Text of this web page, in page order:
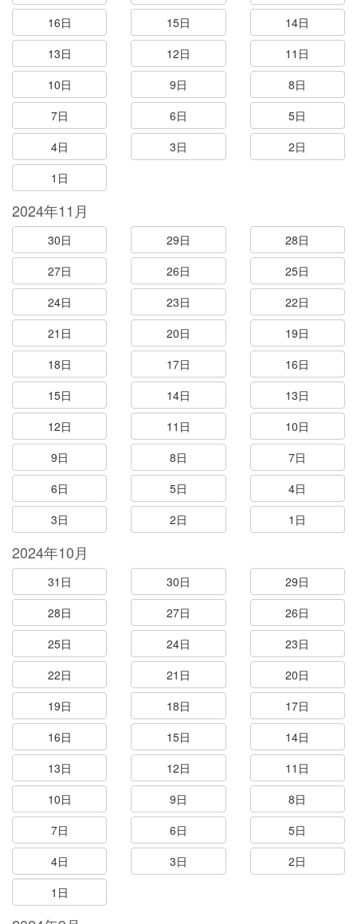
16日
15日
14日
13日
12日
11日
10日
9日
8日
7日
6日
5日
4日
3日
2日
1日
2024年11月
30日 29日
28日
27日
26日
25日
24日
23日
22日
21日
20日
19日
18日
17日
16日
15日
14日
13日
12日
11日
10日
9日
8日
7日
6日
5日
4日
3日
2日 1日
2024年10月
31日 30日
29日
28日
27日
26日
25日
24日
23日
22日
21日
20日
19日
18日
17日
16日
15日
14日
13日
12日
11日
10日
9日
8日
7日
6日
5日
4日
3日
2日
1日